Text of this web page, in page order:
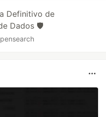
Definitivo de
Dados 🛡️